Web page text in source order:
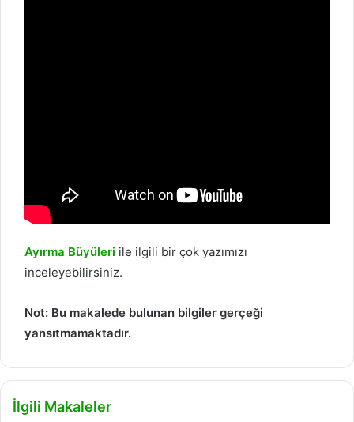
Ayırma Büyüleri ile ilgili bir çok yazımızı
inceleyebilirsiniz.
Not: Bu makalede bulunan bilgiler gerçeği
yansıtmamaktadır.
İlgili Makaleler